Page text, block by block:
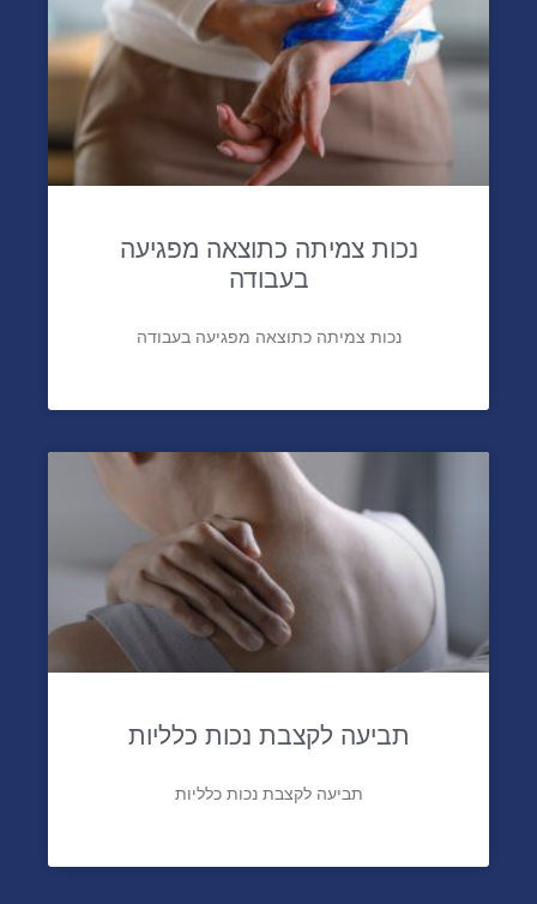
נכות צמיתה כתוצאה מפגיעה
בעבודה
נכות צמיתה כתוצאה מפגיעה בעבודה
תביעה לקצבת נכות כלליות
תביעה לקצבת נכות כלליות